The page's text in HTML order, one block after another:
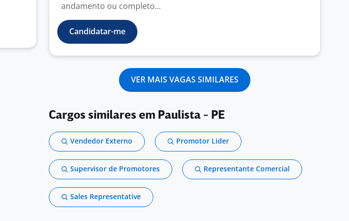
andamento ou completo...
Candidatar-me
VER MAIS VAGAS SIMILARES
Cargos similares em Paulista - PE
Vendedor Externo Promotor Lider
Supervisor de Promotores Representante Comercial
Sales Representative